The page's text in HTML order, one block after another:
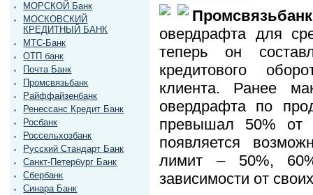
МОРСКОЙ Банк
МОСКОВСКИЙ
КРЕДИТНЫЙ БАНК
МТС-Банк
ОТП банк
Почта Банк
Промсвязьбанк
Райффайзенбанк
Ренессанс Кредит Банк
Росбанк
Россельхозбанк
Русский Стандарт Банк
Санкт-Петербург Банк
Сбербанк
Синара Банк
Промсвязьбанк
овердрафта для
теперь он
кредитового
клиента. Ранее
овердрафта по
превышал 50% от
появляется
лимит – 50%,
зависимости от